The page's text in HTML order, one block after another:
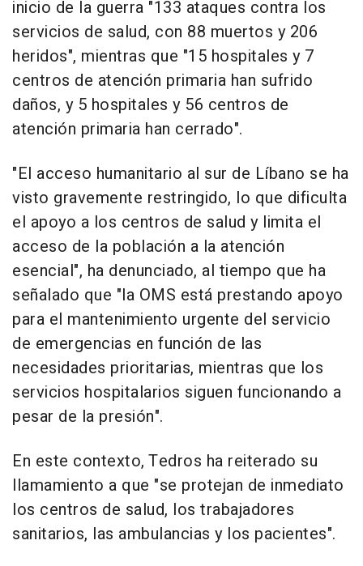
inicio de la guerra "133 ataques contra los
servicios de salud, con 88 muertos y 206
heridos", mientras que "15 hospitales y 7
centros de atención primaria han sufrido
daños, y 5 hospitales y 56 centros de
atención primaria han cerrado".
"El acceso humanitario al sur de Líbano se ha
visto gravemente restringido, lo que dificulta
el apoyo a los centros de salud y limita el
acceso de la población a la atención
esencial", ha denunciado, al tiempo que ha
señalado que "la OMS está prestando apoyo
para el mantenimiento urgente del servicio
de emergencias en función de las
necesidades prioritarias, mientras que los
servicios hospitalarios siguen funcionando a
pesar de la presión".
En este contexto, Tedros ha reiterado su
llamamiento a que "se protejan de inmediato
los centros de salud, los trabajadores
sanitarios, las ambulancias y los pacientes".